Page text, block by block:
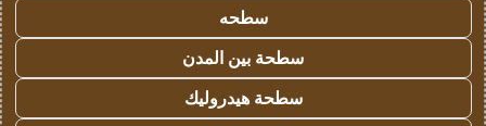
سطحه
سطحة بين المدن
سطحة هيدروليك